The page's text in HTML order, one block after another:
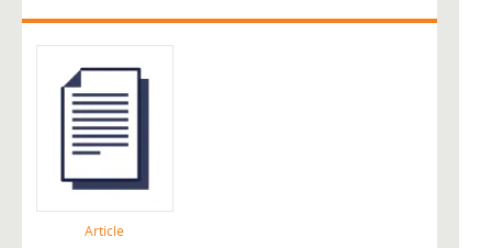
Article